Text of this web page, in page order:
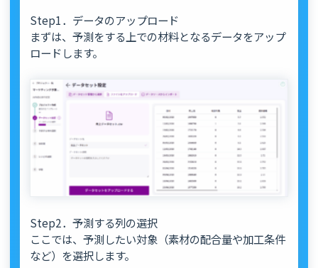
Step1．データのアップロード
まずは、予測をする上での材料となるデータをアップ
ロードします。
Step2．予測する列の選択
ここでは、予測したい対象（素材の配合量や加工条件
など）を選択します。